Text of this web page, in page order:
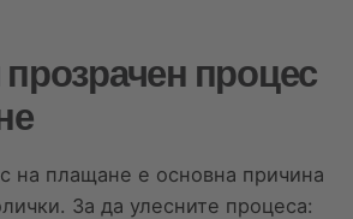
прозрачен процес
на плащане е основна причина
За да улесните процеса: